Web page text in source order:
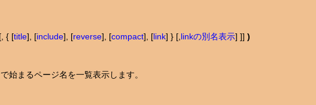
{ [title], [include], [reverse], [compact], [link] } [, linkの別名表示] ]] )
始まるページ名を一覧表示します。